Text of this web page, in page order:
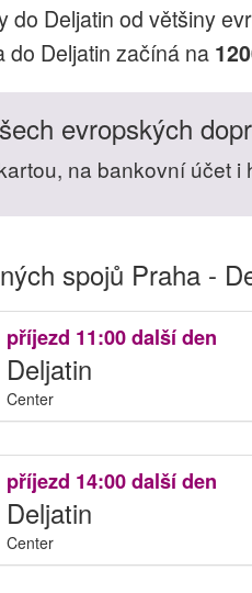
do Deljatin od většiny
do Deljatin začíná na
evropských
na bankovní účet i
spojů Praha -
příjezd 11:00 další den
Deljatin
Center
příjezd 14:00 další den
Deljatin
Center